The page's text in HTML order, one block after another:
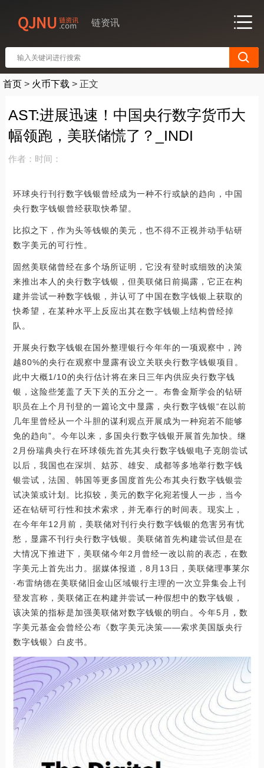
链资讯
首页 > 火币下载 > 正文
AST:进展迅速！中国央行数字货币大
幅领跑，美联储慌了？_INDI
作者： 时间：
环球央行刊行数字钱银曾经成为一种不行或缺的趋向，中国
央行数字钱银曾经获取快希望。
比拟之下，作为头等钱银的美元，也不得不正视并动手钻研
数字美元的可行性。
固然美联储曾经在多个场所证明，它没有登时或细致的决策
来推出本人的央行数字钱银，但美联储日前揭露，它正在构
建并尝试一种数字钱银，并认可了中国在数字钱银上获取的
快希望，在某种水平上反应出其在数字钱银上结构曾经掉
队。
开展央行数字钱银在国外整理银行今年年的一项观察中，跨
越80%的央行在观察中显露有设立关联央行数字钱银项目。
此中大概1/10的央行估计将在来日三年内供应央行数字钱
银，这险些笼盖了天下关的五分之一。布鲁金斯学会的钻研
职员在上个月刊登的一篇论文中显露，央行数字钱银“在以前
几年里曾经从一个斗胆的谋利观点开展成为一种宛若不能够
免的趋向”。今年以来，多国央行数字钱银开展首先加快。继
2月份瑞典央行在环球领先首先其央行数字钱银电子克朗尝试
以后，我国也在深圳、姑苏、雄安、成都等多地举行数字钱
银尝试，法国、韩国等更多国度首先公布其央行数字钱银尝
试决策或计划。比拟较，美元的数字化宛若慢人一步，当今
还在钻研可行性和技术索求，并无奉行的时间表。现实上，
在今年年12月前，美联储对刊行央行数字钱银的危害另有忧
愁，显露不刊行央行数字钱银。美联储首先构建尝试但是在
大情况下推进下，美联储今年2月曾经一改以前的表态，在数
字美元上首先出力。据媒体报道，8月13日，美联储理事莱尔
·布雷纳德在美联储旧金山区域银行主理的一次立异集会上刊
登发言称，美联储正在构建并尝试一种假想中的数字钱银，
该决策的指标是加强美联储对数字钱银的明白。今年5月，数
字美元基金会曾经公布《数字美元决策——索求美国版央行
数字钱银》白皮书。